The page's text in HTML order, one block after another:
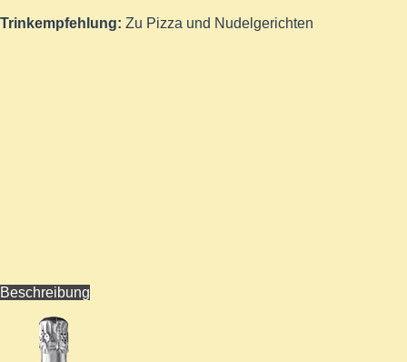
Trinkempfehlung: Zu Pizza und Nudelgerichten
Beschreibung